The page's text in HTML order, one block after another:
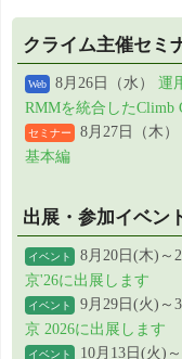
クライム主催セミ
Web 8月26日（水） 運
RMMを統合したClimb
セミナー 8月27日（木）
基本編
出展・参加イベン
イベント 8月20日(木)～
京'26に出展します
イベント 9月29日(火)～
京 2026に出展します
イベント 10月13日(火)